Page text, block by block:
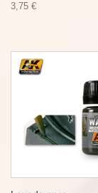
3,75 €